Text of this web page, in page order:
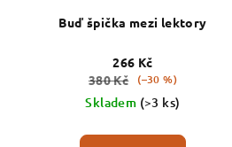
Buď špička mezi lektory
266 Kč
380 Kč
(–30 %)
Skladem (>3 ks)